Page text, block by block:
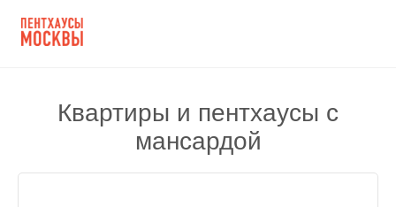
Квартиры и пентхаусы с
мансардой